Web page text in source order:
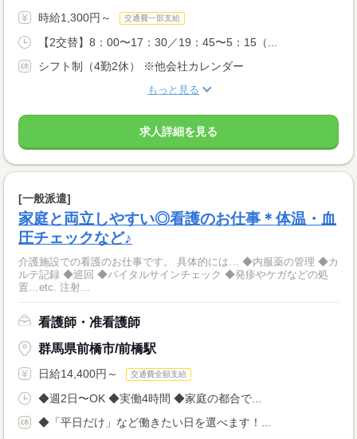
時給1,300円～ 交通費一部支給
【2交替】8：00〜17：30／19：45〜5：15（...
シフト制（4勤2休） ※他会社カレンダー
もっと見る
求人詳細を見る
[一般派遣]
家庭と両立しやすい◎看護のお仕事＊体温・血
圧チェックなど♪
介護施設での看護のお仕事です。 具体的には… ◆内服薬の管理 ◆カ
ルテ記録 ◆巡回 ◆バイタルサインチェック ◆発疹やケガなどの処
置…etc. 注射...
看護師・准看護師
群馬県前橋市/前橋駅
日給14,400円～ 交通費全額支給
◆週2日〜OK ◆実働4時間 ◆家庭の都合で...
◆「平日だけ」など働きたい日を選べます！...